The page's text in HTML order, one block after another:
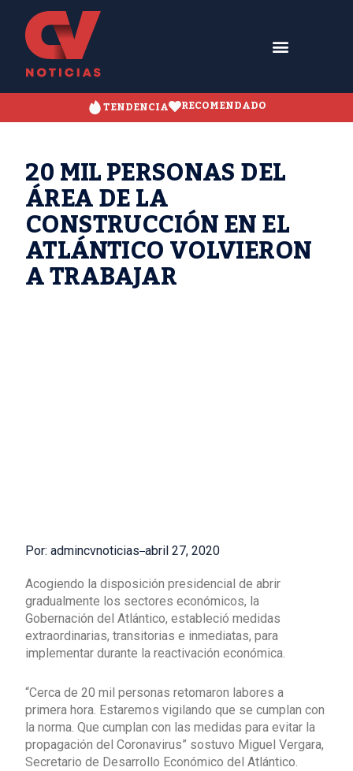
TENDENCIA RECOMENDADO
20 MIL PERSONAS DEL
ÁREA DE LA
CONSTRUCCIÓN EN EL
ATLÁNTICO VOLVIERON
A TRABAJAR
Por: admincvnoticias abril 27, 2020
Acogiendo la disposición presidencial de abrir
gradualmente los sectores económicos, la
Gobernación del Atlántico, estableció medidas
extraordinarias, transitorias e inmediatas, para
implementar durante la reactivación económica.
“Cerca de 20 mil personas retomaron labores a
primera hora. Estaremos vigilando que se cumplan con
la norma. Que cumplan con las medidas para evitar la
propagación del Coronavirus” sostuvo Miguel Vergara,
Secretario de Desarrollo Económico del Atlántico.